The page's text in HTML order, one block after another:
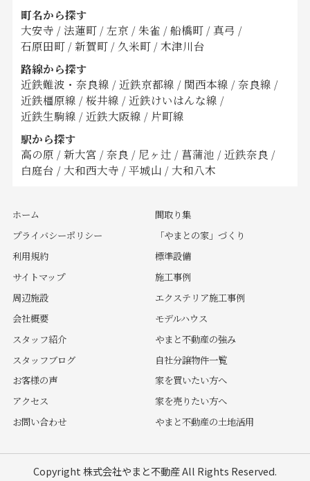
町名から探す
大安寺 / 法蓮町 / 左京 / 朱雀 / 船橋町 / 真弓 /
石原田町 / 新賀町 / 久米町 / 木津川台
路線から探す
近鉄難波・奈良線 / 近鉄京都線 / 関西本線 / 奈良線 /
近鉄橿原線 / 桜井線 / 近鉄けいはんな線 /
近鉄生駒線 / 近鉄大阪線 / 片町線
駅から探す
高の原 / 新大宮 / 奈良 / 尼ヶ辻 / 菖蒲池 / 近鉄奈良 /
白庭台 / 大和西大寺 / 平城山 / 大和八木
ホーム
プライバシーポリシー
利用規約
サイトマップ
周辺施設
会社概要
スタッフ紹介
スタッフブログ
お客様の声
アクセス
お問い合わせ
間取り集
「やまとの家」づくり
標準設備
施工事例
エクステリア施工事例
モデルハウス
やまと不動産の強み
自社分譲物件一覧
家を買いたい方へ
家を売りたい方へ
やまと不動産の土地活用
Copyright 株式会社やまと不動産 All Rights Reserved.